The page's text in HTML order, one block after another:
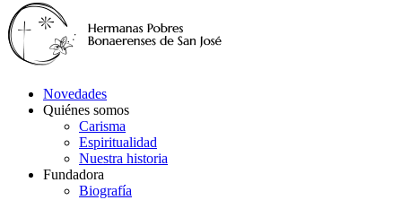
Novedades
Quiénes somos
Carisma
Espiritualidad
Nuestra historia
Fundadora
Biografía